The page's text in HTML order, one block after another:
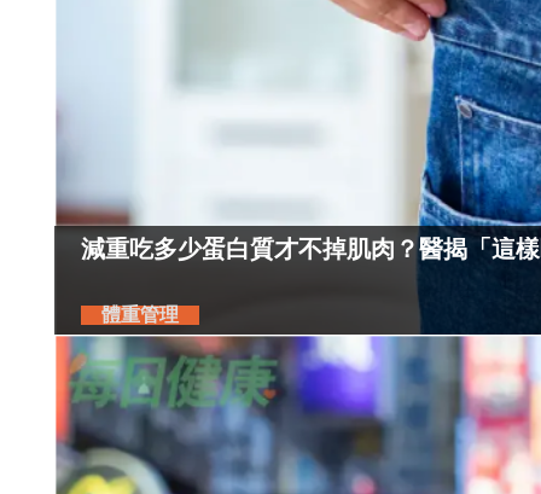
減重吃多少蛋白質才不掉肌肉？醫揭「這
體重管理